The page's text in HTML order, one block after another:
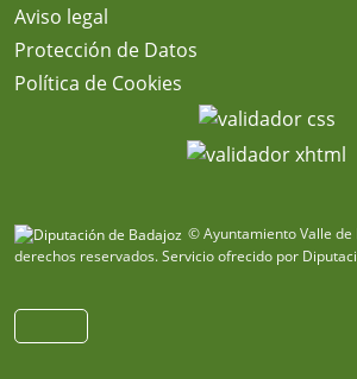
Aviso legal
Protección de Datos
Política de Cookies
© Ayuntamiento Valle
derechos reservados.Servicio ofrecido por